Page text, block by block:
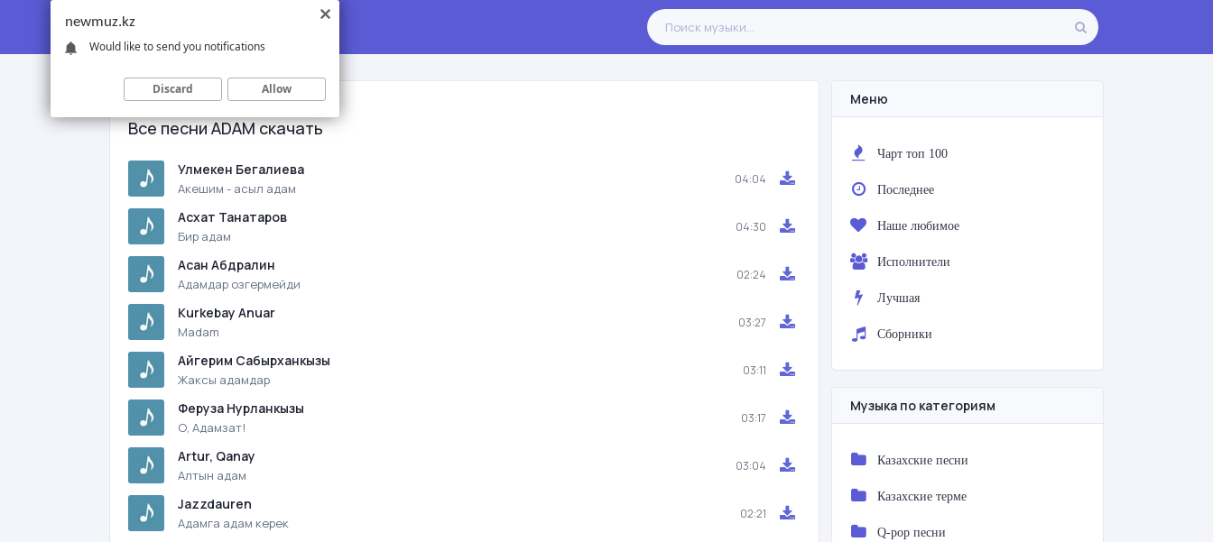
Все песни ADAM скачать
Улмекен Бегалиева
Акешим - асыл адам
04:04
Асхат Танатаров
Бир адам
04:30
Асан Абдралин
Адамдар озгермейди
02:24
Kurkebay Anuar
Madam
03:27
Айгерим Сабырханкызы
Жаксы адамдар
03:11
Феруза Нурланкызы
О, Адамзат!
03:17
Artur, Qanay
Алтын адам
03:04
Jazzdauren
Адамга адам керек
02:21
Меню
Чарт топ 100
Последнее
Наше любимое
Исполнители
Лучшая
Сборники
Музыка по категориям
Казахские песни
Казахские терме
Q-pop песни
newmuz.kz
Would like to send you notifications
Discard Allow